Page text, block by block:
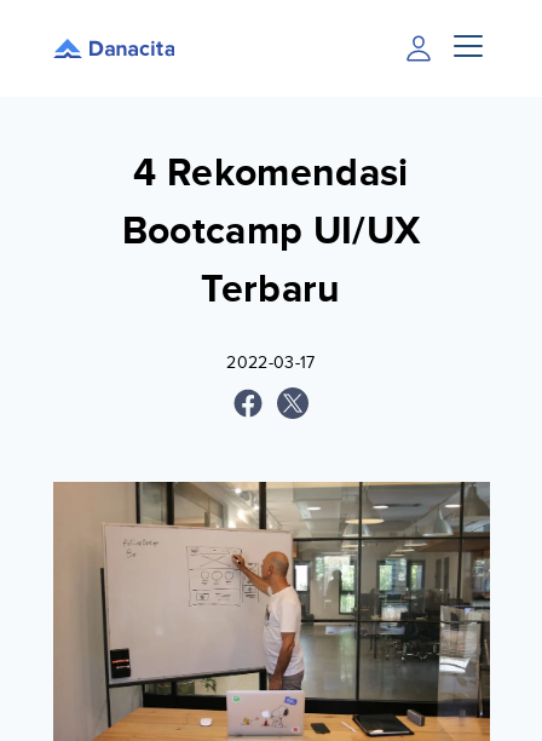
4 Rekomendasi
Bootcamp UI/UX
Terbaru
2022-03-17